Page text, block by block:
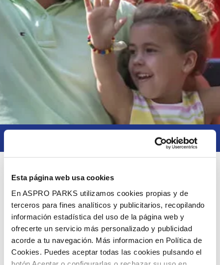
Esta página web usa cookies
En ASPRO PARKS utilizamos cookies propias y de
terceros para fines analíticos y publicitarios, recopilando
información estadística del uso de la página web y
ofrecerte un servicio más personalizado y publicidad
acorde a tu navegación. Más informacion en Política de
Cookies. Puedes aceptar todas las cookies pulsando el
Pirate ship Sancta Maria
ATTRACTION PARK BUITENSPEELTUIN
PIRATE SHIP SANCTA MARIA
Pirate ship Sancta Maria
**This attraction is currently closed for